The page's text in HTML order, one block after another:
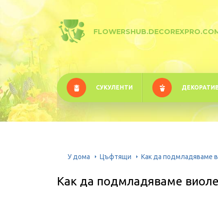
СУКУЛЕНТИ
У дома Цъфтящи Как да подмладяваме
Как да подмладяваме